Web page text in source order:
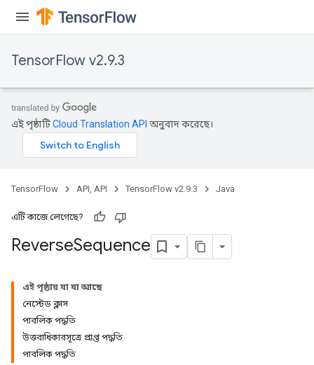
TensorFlow v2.9.3
এই পৃষ্ঠাটিCloud Translation API অনুবাদ করেছে।
TensorFlow API, API TensorFlow v2.9.3 Java
এটি কাজে লেগেছে?
ReverseSequence
এই পৃষ্ঠায় যা যা আছে
নেস্টেড ক্লাস
পাবলিক পদ্ধতি
উত্তরাধিকারসূত্রে প্রাপ্ত পদ্ধতি
পাবলিক পদ্ধতি